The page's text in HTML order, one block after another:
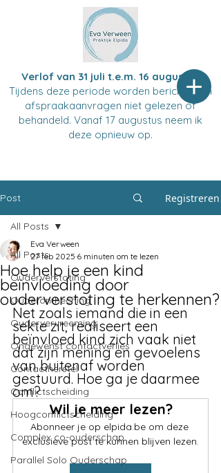
Verlof van 31 juli t.e.m. 16 augustus
Tijdens deze periode worden berichten en
afspraakaanvragen niet gelezen of
behandeld. Vanaf 17 augustus neem ik
deze opnieuw op.
Post Registreren
All Posts
Ouderverstoting
Ouderontheching
Oudervervreeming
Ongewenst contactverlies
Contactherstel
Conflictscheiding
Hoogconflictscheiding
Complex co-ouderschap
Parallel Solo Ouderschap
All Posts
Hoe help je een kind
beïnvloeding door
ouderverstoting te herkennen?
Eva Verween
27 feb 2025 6 minuten om te lezen
Net zoals iemand die in een
sekte zit, realiseert een
beïnvloed kind zich vaak niet
dat zijn mening en gevoelens
van buitenaf worden
gestuurd. Hoe ga je daarmee
om?
Wil je meer lezen?
Abonneer je op elpida.be om deze
exclusieve post te kunnen blijven lezen.